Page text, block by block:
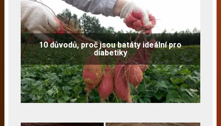
10 důvodů, proč jsou batáty ideální pro
diabetiky